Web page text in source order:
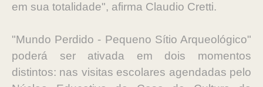
em sua totalidade", afirma Claudio Cretti.
"Mundo Perdido - Pequeno Sítio Arqueológico"
poderá ser ativada em dois momentos
distintos: nas visitas escolares agendadas pelo